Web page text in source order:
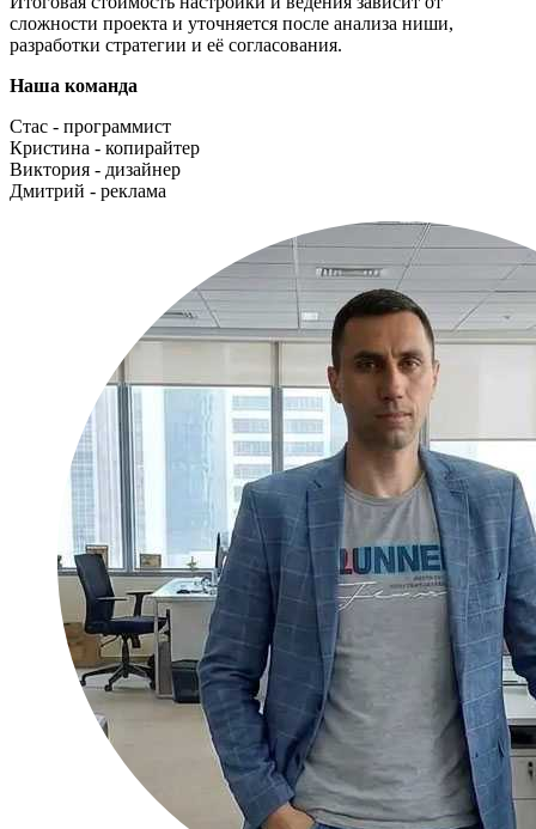
сложности проекта и уточняется после анализа ниши,
разработки стратегии и её согласования.
Наша команда
Стас - программист
Кристина - копирайтер
Виктория - дизайнер
Дмитрий - реклама